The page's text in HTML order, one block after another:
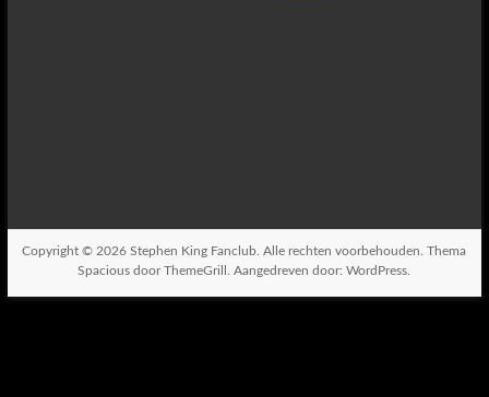
Copyright © 2026Stephen King Fanclub . Alle rechten voorbehouden. Thema
Spacious door ThemeGrill. Aangedreven door:WordPress